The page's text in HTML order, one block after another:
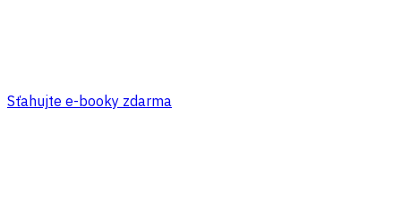
Sťahujte e-booky zdarma